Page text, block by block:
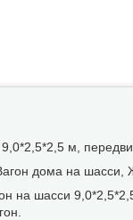
м,
дома на
на шасси